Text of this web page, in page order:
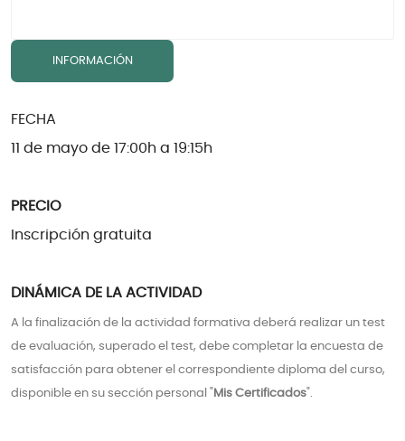
INFORMACIÓN
FECHA
11 de mayo de 17:00h a 19:15h
PRECIO
Inscripción gratuita
DINÁMICA DE LA ACTIVIDAD
A la finalización de la actividad formativa deberá realizar un test
de evaluación, superado el test, debe completar la encuesta de
satisfacción para obtener el correspondiente diploma del curso,
disponible en su sección personal "
Mis Certificados ".